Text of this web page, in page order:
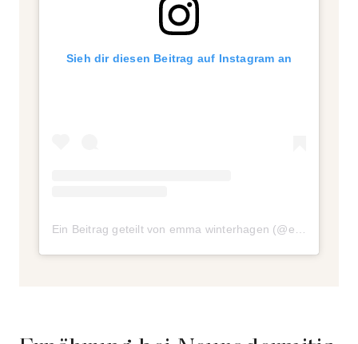
Sieh dir diesen Beitrag auf Instagram an